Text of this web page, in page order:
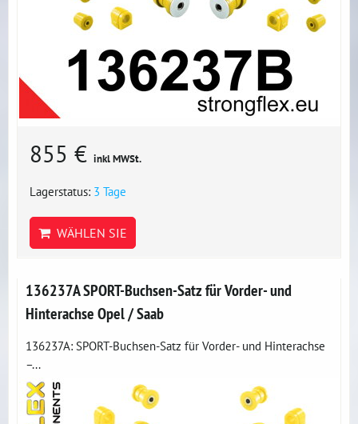
855 € inkl MWSt.
Lagerstatus: 3 Tage
WÄHLEN SIE
136237A SPORT-Buchsen-Satz für Vorder- und
Hinterachse Opel / Saab
136237A: SPORT-Buchsen-Satz für Vorder- und Hinterachse
–...